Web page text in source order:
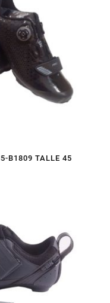
B1809 TALLE 45